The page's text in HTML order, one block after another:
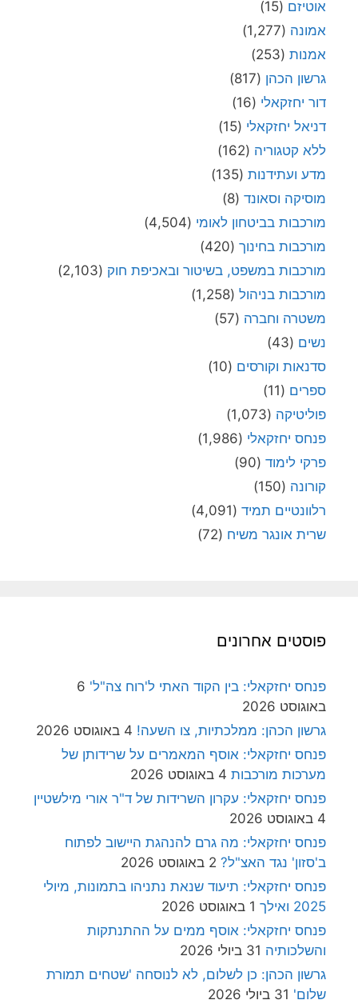
אוטיזם (15)
אמונה (1,277)
אמנות (253)
גרשון הכהן (817)
דור יחזקאלי (16)
דניאל יחזקאלי (15)
ללא קטגוריה (162)
מדע ועתידנות (135)
מוסיקה וסאונד (8)
מורכבות בביטחון לאומי (4,504)
מורכבות בחינוך (420)
מורכבות במשפט, בשיטור ובאכיפת חוק (2,103)
מורכבות בניהול (1,258)
משטרה וחברה (57)
נשים (43)
סדנאות וקורסים (10)
ספרים (11)
פוליטיקה (1,073)
פנחס יחזקאלי (1,986)
פרקי לימוד (90)
קורונה (150)
רלוונטיים תמיד (4,091)
שרית אונגר משיח (72)
פוסטים אחרונים
פנחס יחזקאלי: בין הקוד האתי ל'רוח צה"ל' 6
באוגוסט 2026
גרשון הכהן: ממלכתיות, צו השעה! 4 באוגוסט 2026
פנחס יחזקאלי: אוסף המאמרים על שרידותן של
מערכות מורכבות 4 באוגוסט 2026
פנחס יחזקאלי: עקרון השרידות של ד"ר אורי מילשטיין
4 באוגוסט 2026
פנחס יחזקאלי: מה גרם להנהגת היישוב לפתוח
ב'סזון' נגד האצ"ל? 2 באוגוסט 2026
פנחס יחזקאלי: תיעוד שנאת נתניהו בתמונות, מיולי
2025 ואילך
1 באוגוסט 2026
פנחס יחזקאלי: אוסף ממים על ההתנתקות
והשלכותיה 31 ביולי 2026
גרשון הכהן: כן לשלום, לא לנוסחה 'שטחים תמורת
שלום' 31 ביולי 2026